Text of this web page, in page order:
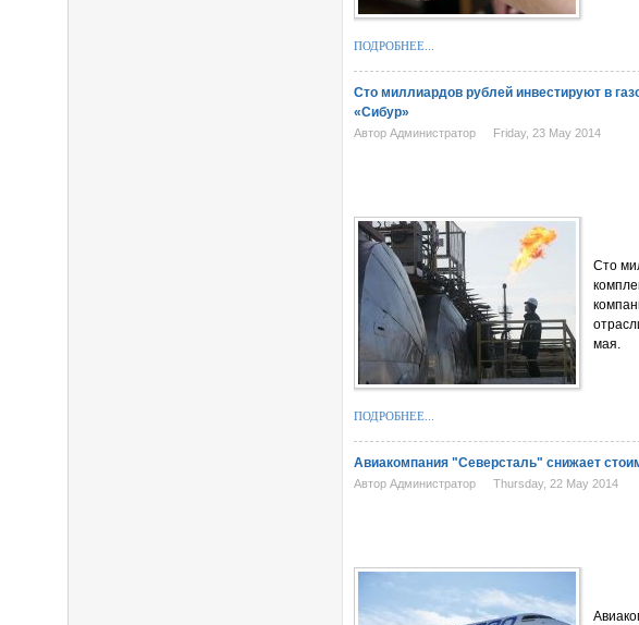
ПОДРОБНЕЕ...
Сто миллиардов рублей инвестируют в
«Сибур»
Автор Администратор Friday, 23 May 2014
Сто
мая.
ПОДРОБНЕЕ...
Авиакомпания "Северсталь" снижает
Автор Администратор Thursday, 22 May 2014